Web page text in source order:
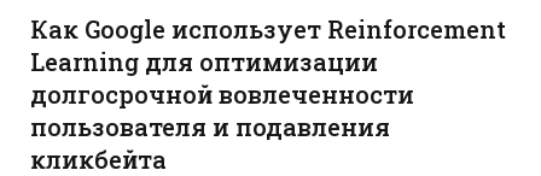
Как Google использует Reinforcement
Learning для оптимизации
долгосрочной вовлеченности
пользователя и подавления
кликбейта